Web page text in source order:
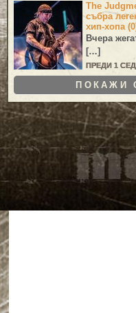
The
събра
хип-хопа
Вчера
[…]
ПРЕДИ 1
ПОКАЖИ